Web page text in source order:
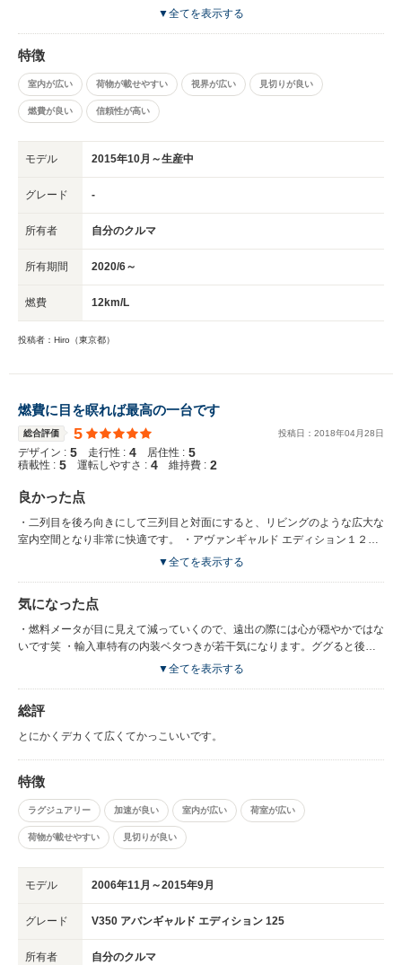
がメルセデスと言った所。ディーゼルエンジンについては低速から高速まで
総合的にはかなり満足しています。
▼全てを表示する
特徴
室内が広い 荷物が載せやすい 視界が広い 見切りが良い
燃費が良い 信頼性が高い
モデル 2015年10月～生産中
グレード -
所有者 自分のクルマ
所有期間 2020/6～
燃費 12km/L
投稿者：Hiro（東京都）
燃費に目を瞑れば最高の一台です
総合評価 5 投稿日： 2018年04月28日
デザイン : 5 走行性 : 4 居住性 : 5
積載性 : 5 運転しやすさ : 4 維持費 : 2
良かった点
・二列目を後ろ向きにして三列目と対面にすると、リビングのような広大な
室内空間となり非常に快適です。 ・アヴァンギャルド エディション１２５
なのでベージュ内装が明るく高級感があり、とても気に入っています。 ・
▼全てを表示する
気になった点
・燃料メータが目に見えて減っていくので、遠出の際には心が穏やかではな
いです笑 ・輸入車特有の内装ベタつきが若干気になります。ググると後期
は前期よりは酷くないようですが、それでも結構各所がベタついてます。
▼全てを表示する
総評
とにかくデカくて広くてかっこいいです。
特徴
ラグジュアリー 加速が良い 室内が広い 荷室が広い
荷物が載せやすい 見切りが良い
モデル 2006年11月～2015年9月
グレード V350 アバンギャルド エディション 125
所有者 自分のクルマ